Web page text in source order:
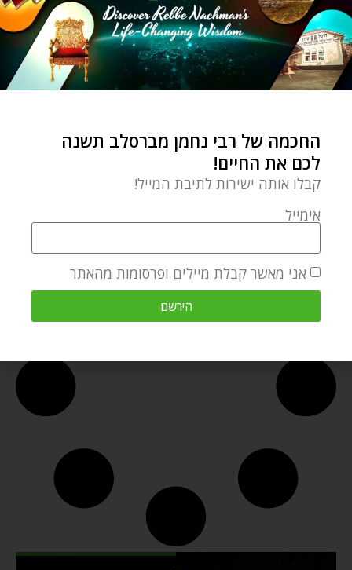
השקפה וחכמה יהודית
למה להסתבך? תעשו!
Chaim Kramer
פשוט לעשות והכי בפשטות
החכמה של רבי נחמן מברסלב תשנה
לכם את החיים!
קבלו אותה ישירות לתיבת המייל!
אימייל
אני מאשר קבלת מיילים ופרסומות מהאתר
הירשם